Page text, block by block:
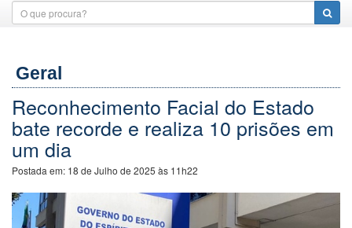
Geral
Reconhecimento Facial do Estado
bate recorde e realiza 10 prisões em
um dia
Postada em: 18 de Julho de 2025 às 11h22